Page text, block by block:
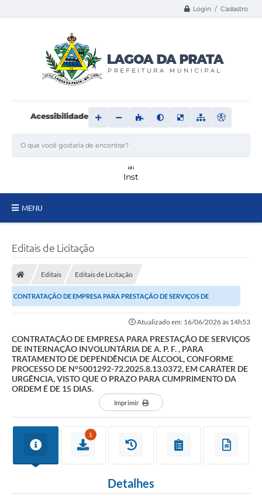
Login / Cadastro
Acessibilidade
MENU
Carta de Serviços
Telefones Úteis
IPTU, ALVARÁ, ISS E OUTROS SERVIÇOS
Livro Eletrônico
Notas Fiscais Eletrônicas
Covid-19
Serviços Online
Editais de Licitação
Editais Editais de Licitação
CONTRATAÇÃO DE EMPRESA PARA PRESTAÇÃO DE SERVIÇOS DE
INTERNAÇÃO INVOLUNTÁRIA DE A. P. F. , PARA TRATAMENTO DE...
Atualizado em: 16/06/2026 às 14h53
CONTRATAÇÃO DE EMPRESA PARA PRESTAÇÃO DE SERVIÇOS
DE INTERNAÇÃO INVOLUNTÁRIA DE A. P. F. , PARA
TRATAMENTO DE DEPENDÊNCIA DE ÁLCOOL, CONFORME
PROCESSO DE N°5001292-72.2025.8.13.0372, EM CARÁTER DE
URGÊNCIA, VISTO QUE O PRAZO PARA CUMPRIMENTO DA
ORDEM É DE 15 DIAS.
Imprimir
1
Detalhes